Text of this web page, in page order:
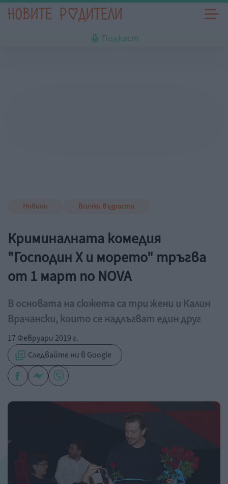
Подкаст
Новини Всички възрасти
Криминалната комедия
"Господин Х и морето" тръгва
от 1 март по NOVA
В основата на сюжета са три жени и Калин
Врачански, които се надлъгват един друг
17 Февруари 2019 г.
Следвайте ни в Google